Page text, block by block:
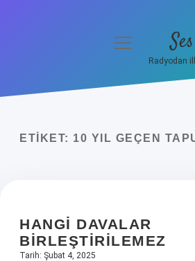
menüyü
Radyodan
ETIKET: 10 YIL GEÇEN
HANGI DAVALAR
BIRLEŞTIRILEMEZ
Tarih: Şubat 4, 2025